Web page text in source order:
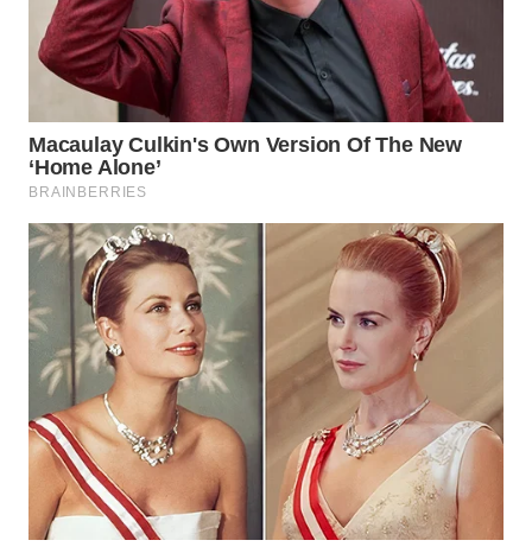
WN
BORNEO
Wahana
Media
Group
WAHANA
NEWS
WAHANA
TANI
WAHANA
ADVOKAT
WAHANA
INFRASTRUKTUR